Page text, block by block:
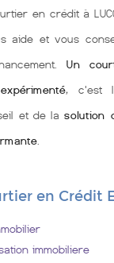
en crédit à
aide et vous
Un
, c'est
et de lasolution
en Crédit
immobiliere